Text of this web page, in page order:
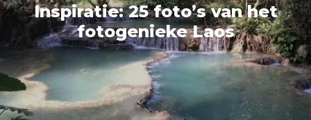
Inspiratie: 25 foto’s van het
fotogenieke Laos